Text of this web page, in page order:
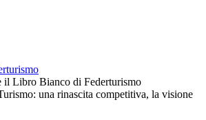
il Libro Bianco di Federturismo
una rinascita competitiva, la visione